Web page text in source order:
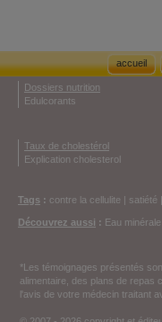
accueil
Dossiers nutrition
Edulcorants
Taux de cholestérol
Explication cholesterol
Tags : contre la cellulite | satiété |
Découvrez aussi : Eau minérale
*Les témoignages présentés
alimentaire, des plans de repas
l'avis de votre médecin traitant